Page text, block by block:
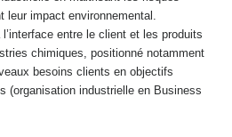
impact environnemental.
l’interface entre le client et les produits
chimiques, positionné notamment
besoins clients en objectifs
(organisation industrielle en Business